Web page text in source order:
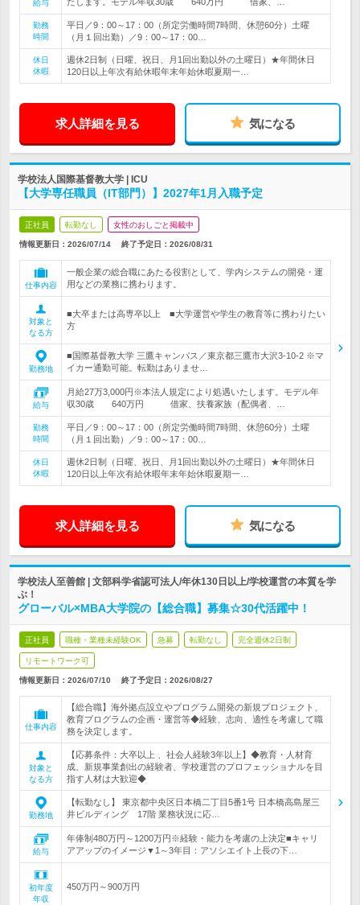
給与
勤務
時間
平日／9：00～17：00（所定労働時間7時間、休憩60分）土曜
（月１回出勤）／9：00～17：00…
休日
休暇
週休2日制（日曜、祝日、月1回出勤以外の土曜日）★年間休日
120日以上年次有給休暇年末年始休暇夏期一…
求人詳細を見る 気になる
学校法人国際基督教大学 | ICU
【大学専任職員（IT部門）】2027年1月入職予定
正社員 転勤なし 女性のおしごと掲載中
情報更新日：2026/07/14 終了予定日： 2026/08/31
仕事内容
一般企業の総合職にあたる役割として、学内システムの開発・運
用などの業務に携わります。
対象と
なる方
■大卒または高専卒以上 ■大学運営や学生の教育等に携わりたい
方
勤務地
■国際基督教大学 三鷹キャンパス／東京都三鷹市大沢3-10-2 ※マ
イカー通勤可能。転勤はありませ…
給与
月給27万3,000円※本法人規定により処遇いたします。モデル年
収30歳 640万円 借家、扶養家族（配偶者、…
勤務
時間
平日／9：00～17：00（所定労働時間7時間、休憩60分）土曜
（月１回出勤）／9：00～17：00…
休日
休暇
週休2日制（日曜、祝日、月1回出勤以外の土曜日）★年間休日
120日以上年次有給休暇年末年始休暇夏期一…
求人詳細を見る 気になる
学校法人至善館 | 文部科学省認可法人/年休130日以上/学校運営の本質を学
ぶ！
グローバル×MBA大学院の【総合職】募集☆30代活躍中！
正社員 職種・業種未経験OK 急募 転勤なし 完全週休2日制
リモートワーク可
情報更新日：2026/07/10 終了予定日： 2026/08/27
仕事内容
【総合職】海外拠点設立やプログラム開発の新規プロジェクト、
教育プログラムの企画・運営等◆経験、志向、適性を考慮して職
務を決定します。
対象と
なる方
【応募条件：大卒以上 、社会人経験3年以上】◆教育・人材育
成、新規事業創出の経験者、学校運営のプロフェッショナルを目
指す人材は大歓迎◆
勤務地
【転勤なし】 東京都中央区日本橋二丁目5番1号 日本橋高島屋三
井ビルディング 17階 業務状況に応…
給与
年俸制480万円～1200万円※経験・能力を考慮の上決定■キャリ
アアップのイメージ▼1～3年目：アソシエイト上長の下…
初年度
年収
450万円～900万円